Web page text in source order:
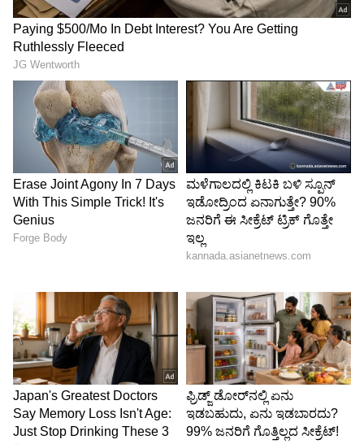
ಸಂತೋಷದಿಂದ ಕಾಲ ಕಳೆಯುತ್ತಾರೆ. ಬಿಡುವಿಲ್ಲದ
ವೇಳಾಪಟ್ಟಿಯ ಹೊರತಾಗಿಯೂ, ಅವಳು ತನ್ನ
ಸಂಗಾತಿಯೊಂದಿಗೆ ಸಮಯ ಕಳೆಯಲು ಬಯಸ್ತಾಳೆ. ಸಣ್ಣ
ಸಣ್ಣ ಕ್ಷಣಗಳನ್ನೂ ರೋಮ್ಯಾಂಟಿಕ್ ಗೊಳಿಸಲು ಇಚ್ಛಿಸುತ್ತಾಳೆ.